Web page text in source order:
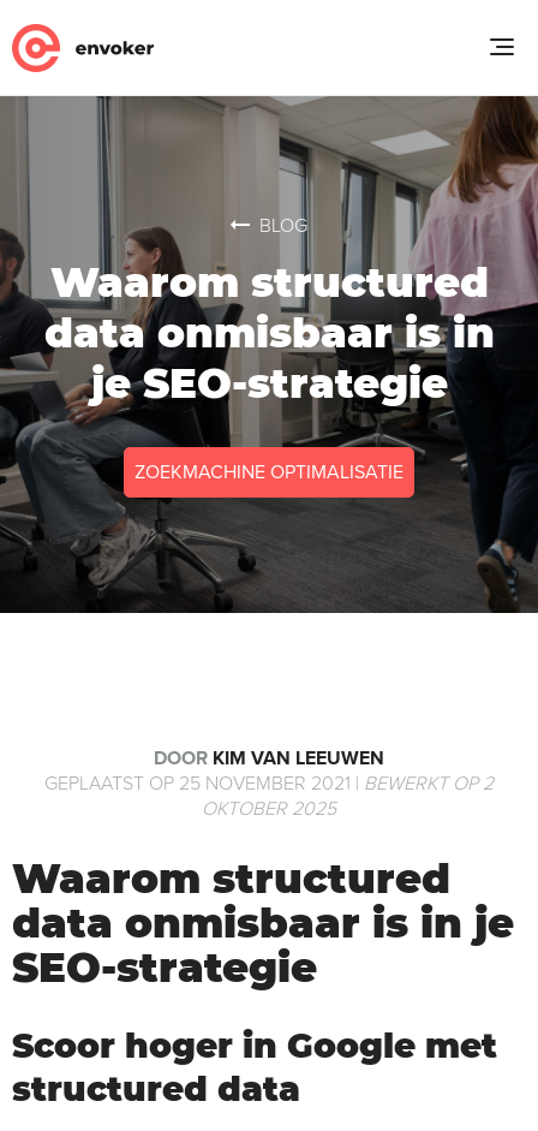
BLOG
Waarom structured
data onmisbaar is in
je SEO-strategie
ZOEKMACHINE OPTIMALISATIE
DOOR KIM VAN LEEUWEN
GEPLAATST OP 25 NOVEMBER 2021 | BEWERKT OP 2
OKTOBER 2025
Waarom structured
data onmisbaar is in je
SEO-strategie
Scoor hoger in Google met
structured data